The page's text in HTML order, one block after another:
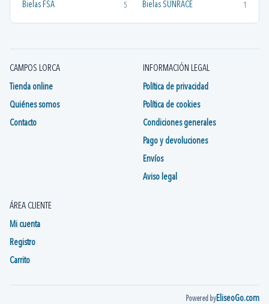
Bielas FSA 5 Bielas SUNRACE 1
CAMPOS LORCA
Tienda online
Quiénes somos
Contacto
INFORMACIÓN LEGAL
Política de privacidad
Política de cookies
Condiciones generales
Pago y devoluciones
Envíos
Aviso legal
ÁREA CLIENTE
Mi cuenta
Registro
Carrito
Powered byEliseoGo.com